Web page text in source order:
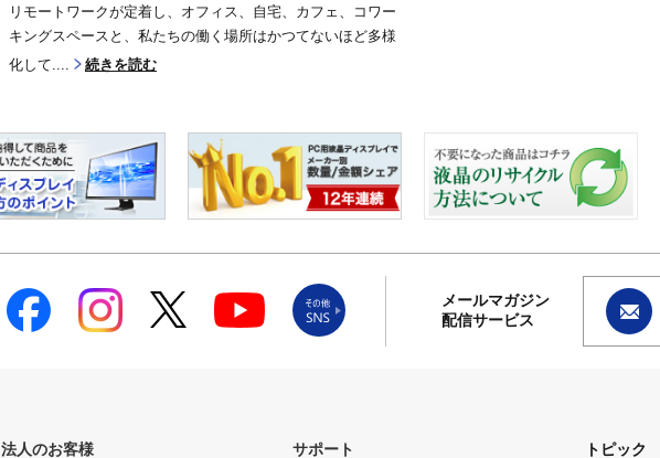
リモートワークが定着し、オフィス、自宅、カフェ、コワー
キングスペースと、私たちの働く場所はかつてないほど多様
化して....
続きを読む
メールマガジン
配信サービス
法人のお客様 サポート トピック